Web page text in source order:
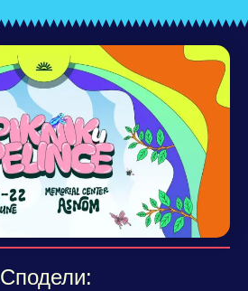
Сподели: